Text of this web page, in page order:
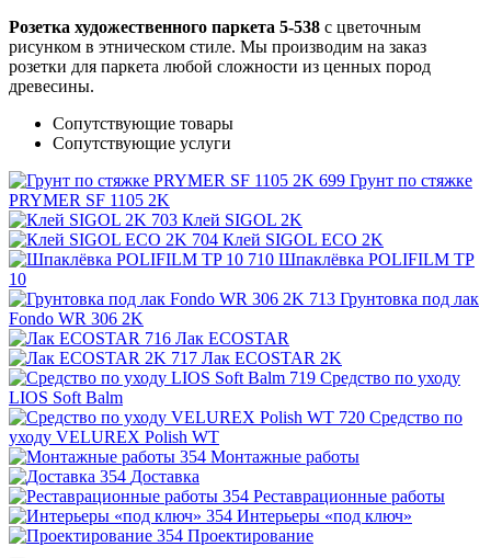
Розетка художественного паркета 5-538 с цветочным
рисунком в этническом стиле. Мы производим на заказ
розетки для паркета любой сложности из ценных пород
древесины.
Сопутствующие товары
Сопутствующие услуги
Грунт по стяжке
PRYMER SF 1105 2K
Клей SIGOL 2K
Клей SIGOL ECO 2K
Шпаклёвка POLIFILM TP
10
Грунтовка под лак
Fondo WR 306 2K
Лак ECOSTAR
Лак ECOSTAR 2K
Средство по уходу
LIOS Soft Balm
Средство по
уходу VELUREX Polish WT
Монтажные работы
Доставка
Реставрационные работы
Интерьеры «под ключ»
Проектирование